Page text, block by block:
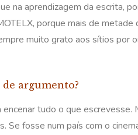
na aprendizagem da escrita,
porque mais de
muito grato aos sítios por
argumento?
tudo o que
fosse num país com o